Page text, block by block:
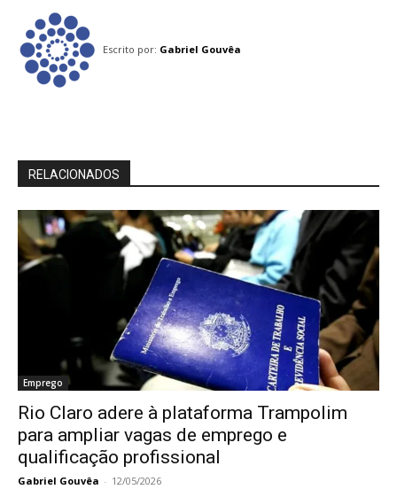
Escrito por: Gabriel Gouvêa
RELACIONADOS
Emprego
Rio Claro adere à plataforma Trampolim
para ampliar vagas de emprego e
qualificação profissional
Gabriel Gouvêa - 12/05/2026